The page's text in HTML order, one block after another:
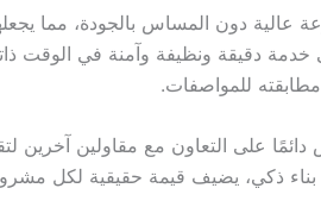
دون المساس بالجودة، مما
دقيقة ونظيفة وآمنة في الوقت
للمواصفات.
على التعاون مع مقاولين
ذكي، يضيف قيمة حقيقية لكل